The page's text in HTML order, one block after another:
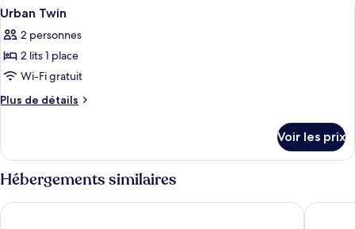
Twin
de
Premier
Twin
Afficher
toutes
les
photos
pour
ce
chambre :
Urban
Twin
6
Urban Twin
2 personnes
2 lits 1 place
Wi-Fi gratuit
Plus de détails
Plus
le
type
de
chambre
Urban
Voir les prix
Hébergements similaires
Cititel Mid Valley St.